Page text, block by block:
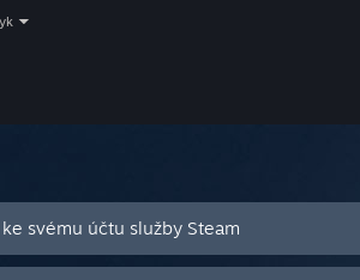
svému účtu služby Steam